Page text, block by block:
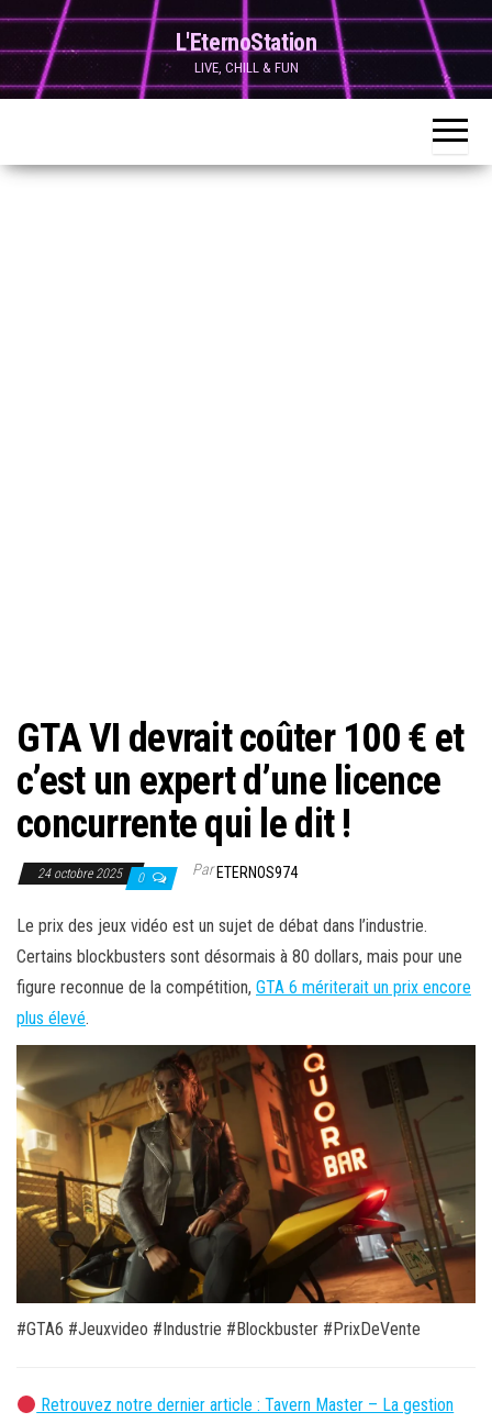
Skip
to
content
L'EternoStation
LIVE, CHILL & FUN
GTA VI devrait coûter 100 € et
c’est un expert d’une licence
concurrente qui le dit !
24 octobre 2025 0 ParETERNOS974
Le prix des jeux vidéo est un sujet de débat dans l’industrie.
Certains blockbusters sont désormais à 80 dollars, mais pour une
figure reconnue de la compétition, GTA 6 mériterait un prix encore
plus élevé.
#GTA6 #Jeuxvideo #Industrie #Blockbuster #PrixDeVente
Retrouvez notre dernier article : Tavern Master – La gestion